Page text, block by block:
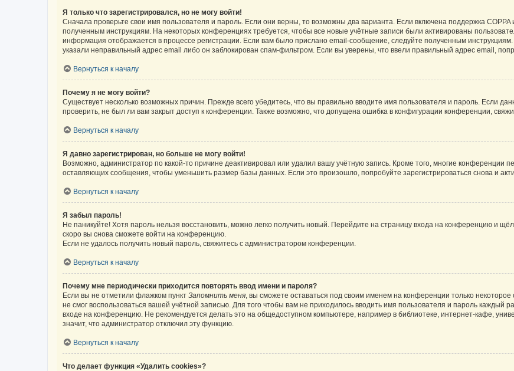
Я только что зарегистрировался, но не могу войти!
Сначала проверьте свои имя пользователя и пароль. Если они верны, то возможны два варианта. Если включена поддержка COPPA
полученным инструкциям. На некоторых конференциях требуется, чтобы все новые учётные записи были активированы
информация отображается в процессе регистрации. Если вам было прислано email-сообщение, следуйте полученным
указали неправильный адрес email либо он заблокирован спам-фильтром. Если вы уверены, что ввели правильный адрес email,
Вернуться к началу
Почему я не могу войти?
Существует несколько возможных причин. Прежде всего убедитесь, что вы правильно вводите имя пользователя и пароль. Если
проверить, не был ли вам закрыт доступ к конференции. Также возможно, что допущена ошибка в конфигурации конференции,
Вернуться к началу
Я давно зарегистрирован, но больше не могу войти!
Возможно, администратор по какой-то причине деактивировал или удалил вашу учётную запись. Кроме того, многие конференции
оставляющих сообщения, чтобы уменьшить размер базы данных. Если это произошло, попробуйте зарегистрироваться снова и
Вернуться к началу
Я забыл пароль!
Не паникуйте! Хотя пароль нельзя восстановить, можно легко получить новый. Перейдите на страницу входа на конференцию и
скоро вы снова сможете войти на конференцию.
Если не удалось получить новый пароль, свяжитесь с администратором конференции.
Вернуться к началу
Почему мне периодически приходится повторять ввод имени и пароля?
Если вы не отметили флажком пункт Запомнить меня, вы сможете оставаться под своим именем на конференции только
не смог воспользоваться вашей учётной записью. Для того чтобы вам не приходилось вводить имя пользователя и пароль каждый
входе на конференцию. Не рекомендуется делать это на общедоступном компьютере, например в библиотеке, интернет-кафе,
значит, что администратор отключил эту функцию.
Вернуться к началу
Что делает функция «Удалить cookies»?